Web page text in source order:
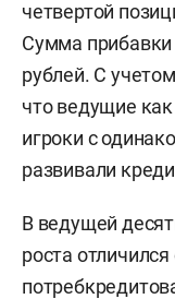
четвертой
Сумма прибавки
рублей. С
что ведущие
игроки с
развивали
В ведущей
роста